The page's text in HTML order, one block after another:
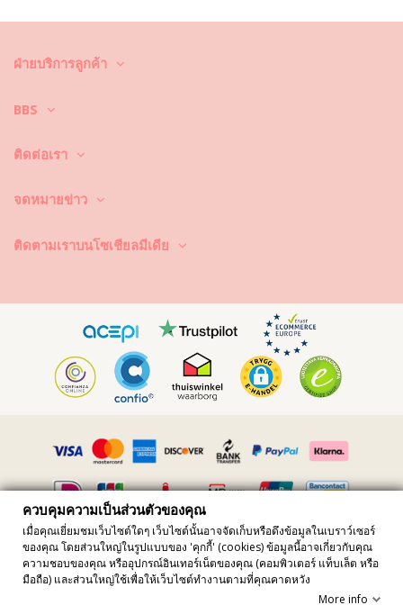
ของคุณอย่างถูกวิธี เพราะเนื้อผ้าที่มีคุณภาพดี เป็นสิ่งจำเป็นและส่งผลต่อสีสัน
ที่สวยสดใสของชุดบิกินี่ แม้จะพูดอย่างนี้ แต่จะทำอย่างไรล่ะ ให้ชุดบิกินี่มีอายุ
ผิวที่มีลักษณะขรุขระ เช่น พื้นคอนกรีตหิน (ขอบสระว่ายน้ำ) หรือไม้ (เศษไม้!)
ซักและทำความสะอาดอย่างไร? หลังจากการใช้งานทุกครั้ง ให้ล้างบิกินี่ในน้ำ
ซักฟอกที่มีความรุนแรง เช่น น้ำยาล้างคราบ แต่ให้ใช้ผลิตภัณฑ์ทำความ
สะอาดผ้าที่มีความอ่อนโยน ที่ช่วยเพิ่มความอ่อนนุ่มของเนื้อผ้าและไม่
อย่าลืมนำชุดว่ายน้ำออกจากกระเป๋าชายหาดหรือกระเป๋าของคุณ อย่าปล่อย
ให้ชุดว่ายน้ำเปียกเป็นเวลานาน โดยเฉพาะการพับชุดในขณะที่ชุดยังเปียก
และชื้น ทำไม? เพราะงานพิมพ์และลวดลายที่อยู่บนชุดว่ายน้ำอาจเปลี่ยนสีได้
นั่นเอง และถ้าหากชุดบิกินี่ของคุณประดับประดาไปด้วยหิน ไข่มุกหรือการ
เย็บจีบ ให้คุณหลีกเลี่ยงการถูกแรงๆ หรือดึง เพราะวัสดุเหล่านี้จะหลุดได้ง่ายๆ
ชุดว่ายน้ำยังเปียกอยู่ เพราะเมื่อรอยเปื้อนนั้นแห้งแล้ว การทำความสะอาดจะ
เป็นเรื่องที่ยากขึ้น ที่สำคัญไม่ควรทำความสะอาดและหลีกเลี่ยงการแกะเกา
หรือถูกแรงๆ เพราะจะเป็นการทำลายสีของชุดว่ายน้ำ แน่นอนว่า การเข้าร้าน
ซักแห้งเป็นวิธีการดีที่สุดสำหรับคุณ
ทำอย่างไรให้ชุดว่ายน้ำแห้ง? ไม่แนะนำให้ตากแดด แต่ให้ใช้ผ้าขนหนูช่วย
ซับน้ำ ซึ่งวิธีการคือ นำชุดว่ายน้ำหรือบิกินี่วางลงบนผ้าขนหนู แล้วม้วนอย่าง
ประณีตเพื่อรีดน้ำส่วนเกินออก จากนั้นตากในที่ร่มและผึ่งลมให้แห้ง วิธีการนี้
จะช่วยถนอมสีผ้า และไม่ทำให้สีซีดจางเร็ว
ฝ่ายบริการลูกค้า
BBS
ติดต่อเรา
จดหมายข่าว
ติดตามเราบนโซเชียลมีเดีย
All prices include vat · VAT Number FR36509778270 · All rights
reserved ©20223
Site protected by reCAPTCHA.Privacy-Terms
ควบคุมความเป็นส่วนตัวของคุณ
เมื่อคุณเยี่ยมชมเว็บไซต์ใดๆ เว็บไซต์นั้นอาจจัดเก็บหรือดึงข้อมูลในเบราว์เซอร์
ของคุณ โดยส่วนใหญ่ในรูปแบบของ 'คุกกี้' (cookies) ข้อมูลนี้อาจเกี่ยวกับคุณ
ความชอบของคุณ หรืออุปกรณ์อินเทอร์เน็ตของคุณ (คอมพิวเตอร์ แท็บเล็ต หรือ
มือถือ) และส่วนใหญ่ใช้เพื่อให้เว็บไซต์ทำงานตามที่คุณคาดหวัง
More info